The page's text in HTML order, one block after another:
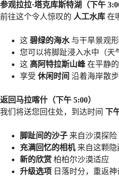
参观拉拉·塔克库斯特湖（下午
前往这个令人惊叹的 人工水库 在
这 碧绿的海水与干旱景观
您可以将脚趾浸入水中（天
这 高阿特拉斯山峰在平静
享受 休闲时间 沿着海岸散步
返回马拉喀什（下午 5:00）
我们将送您回住处，到达时间 下
脚趾间的沙子 来自沙漠探险
充满回忆的相机来自这颗隐
新的欣赏 柏柏尔沙漠适应
升级选项 日落时分，重返